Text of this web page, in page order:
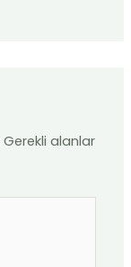
Gerekli alanlar